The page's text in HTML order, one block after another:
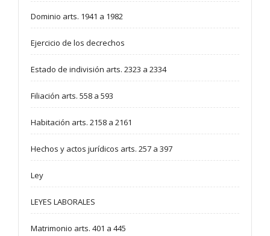
Dominio arts. 1941 a 1982
Ejercicio de los decrechos
Estado de indivisión arts. 2323 a 2334
Filiación arts. 558 a 593
Habitación arts. 2158 a 2161
Hechos y actos jurídicos arts. 257 a 397
Ley
LEYES LABORALES
Matrimonio arts. 401 a 445